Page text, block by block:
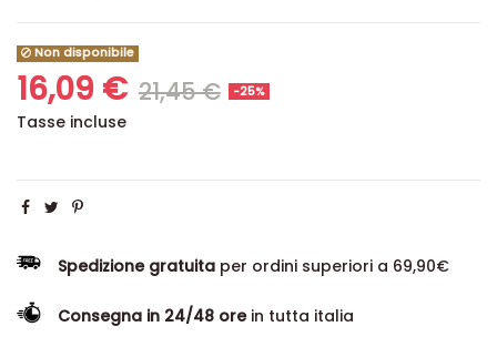
Non disponibile
16,09 € 21,45 € -25%
Tasse incluse
Spedizione gratuita per ordini superiori a 69,90€
Consegna in 24/48 orein tutta italia